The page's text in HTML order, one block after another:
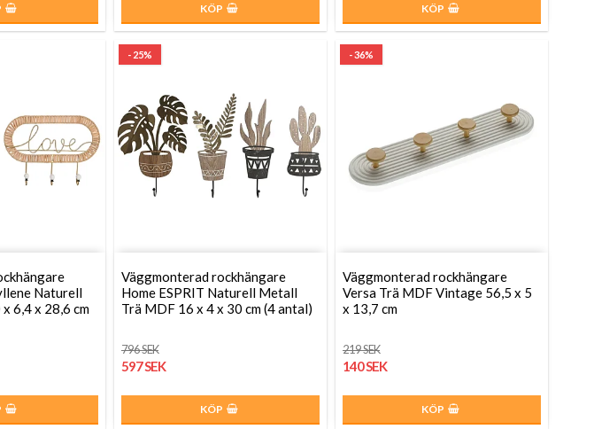
KÖP KÖP
Naturell
6,4 x 28,6 cm
- 25%
Väggmonterad rockhängare
Home ESPRIT Naturell Metall
Trä MDF 16 x 4 x 30 cm (4 antal)
796 SEK
597 SEK
KÖP
- 36%
Väggmonterad rockhängare
Versa Trä MDF Vintage 56,5 x 5
x 13,7 cm
219 SEK
140 SEK
KÖP